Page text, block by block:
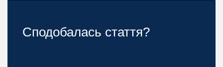
Сподобалась стаття?